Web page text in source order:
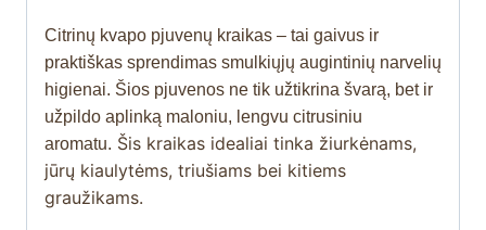
Citrinų kvapo pjuvenų kraikas – tai gaivus ir
praktiškas sprendimas smulkiųjų augintinių narvelių
higienai. Šios pjuvenos ne tik užtikrina švarą, bet ir
užpildo aplinką maloniu, lengvu citrusiniu
aromatu. Šis kraikas idealiai tinka žiurkėnams,
jūrų kiaulytėms, triušiams bei kitiems
graužikams.